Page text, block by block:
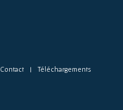
Contact Téléchargements